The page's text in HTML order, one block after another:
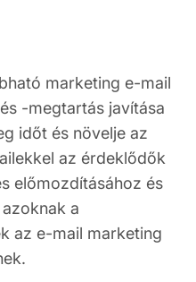
marketing e-mail
-megtartás javítása
időt és növelje az
az érdeklődők
előmozdításához és
a
az e-mail marketing